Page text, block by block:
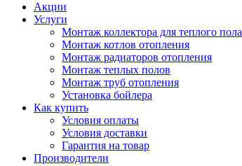
Акции
Услуги
Монтаж коллектора для теплого пола
Монтаж котлов отопления
Монтаж радиаторов отопления
Монтаж теплых полов
Монтаж труб отопления
Установка бойлера
Как купить
Условия оплаты
Условия доставки
Гарантия на товар
Производители